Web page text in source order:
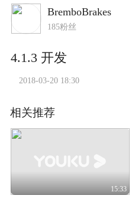
BremboBrakes
185粉丝
4.1.3 开发
2018-03-20 18:30
相关推荐
15:33